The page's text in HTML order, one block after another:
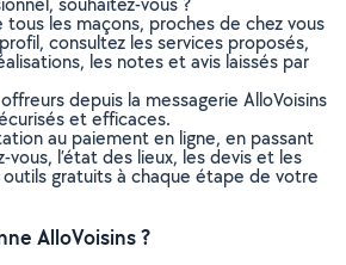
tous les maçons, proches de chez vous
consultez les services proposés,
les notes et avis laissés par
depuis la messagerie AlloVoisins
et efficaces.
au paiement en ligne, en passant
vous, l’état des lieux, les devis et les
gratuits à chaque étape de votre
AlloVoisins ?